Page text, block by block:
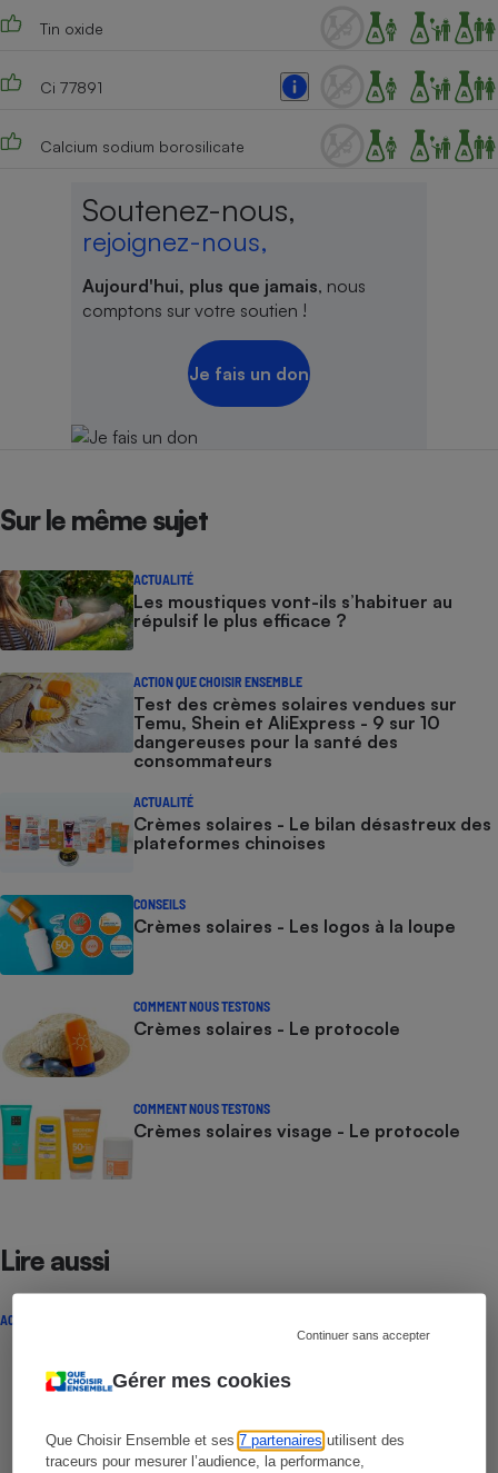
Gérer mes cookies
Que Choisir Ensemble et ses7 partenaires utilisent des
traceurs pour mesurer l’audience, la performance,
Continuer sans accepter
Tin oxide
Ci 77891
Calcium sodium borosilicate
Soutenez-nous,
rejoignez-nous,
Aujourd'hui, plus que jamais, nous
comptons sur votre soutien !
Je fais un don
Sur le même sujet
ACTUALITÉ
Les moustiques vont-ils s’habituer au
répulsif le plus efficace ?
ACTION QUE CHOISIR ENSEMBLE
Test des crèmes solaires vendues sur
Temu, Shein et AliExpress - 9 sur 10
dangereuses pour la santé des
consommateurs
ACTUALITÉ
Crèmes solaires - Le bilan désastreux des
plateformes chinoises
CONSEILS
Crèmes solaires - Les logos à la loupe
COMMENT NOUS TESTONS
Crèmes solaires - Le protocole
COMMENT NOUS TESTONS
Crèmes solaires visage - Le protocole
Lire aussi
ACTUALITÉ